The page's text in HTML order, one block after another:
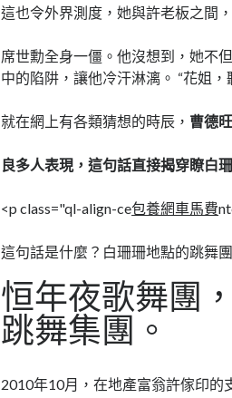
這也令外界測度，她與許老板之間，
席世勳全身一僵。他沒想到，她不
中的陷阱，讓他冷汗淋漓。 “花姐，
就在網上有各類猜想的時辰， 曹德
良多人表現，這句話直接揭穿瞭白
<p class="ql-align-ce包養網車馬費
這句話是什麼？白珊珊地點的跳舞
恒年夜歌舞團
跳舞集團。
2010年10月，在地產富翁許傢印的